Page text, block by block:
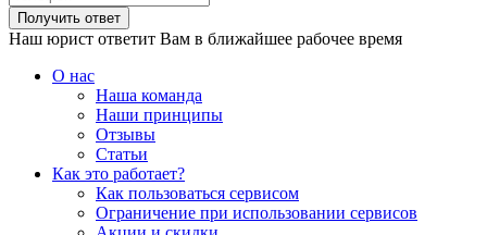
Наш юрист ответит Вам в ближайшее рабочее время
О нас
Наша команда
Наши принципы
Отзывы
Статьи
Как это работает?
Как пользоваться сервисом
Ограничение при использовании сервисов